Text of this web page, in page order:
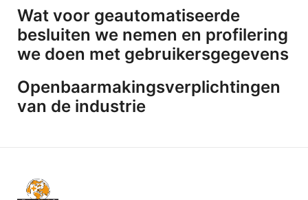
Wat voor geautomatiseerde
besluiten we nemen en profilering
we doen met gebruikersgegevens
Openbaarmakingsverplichtingen
van de industrie